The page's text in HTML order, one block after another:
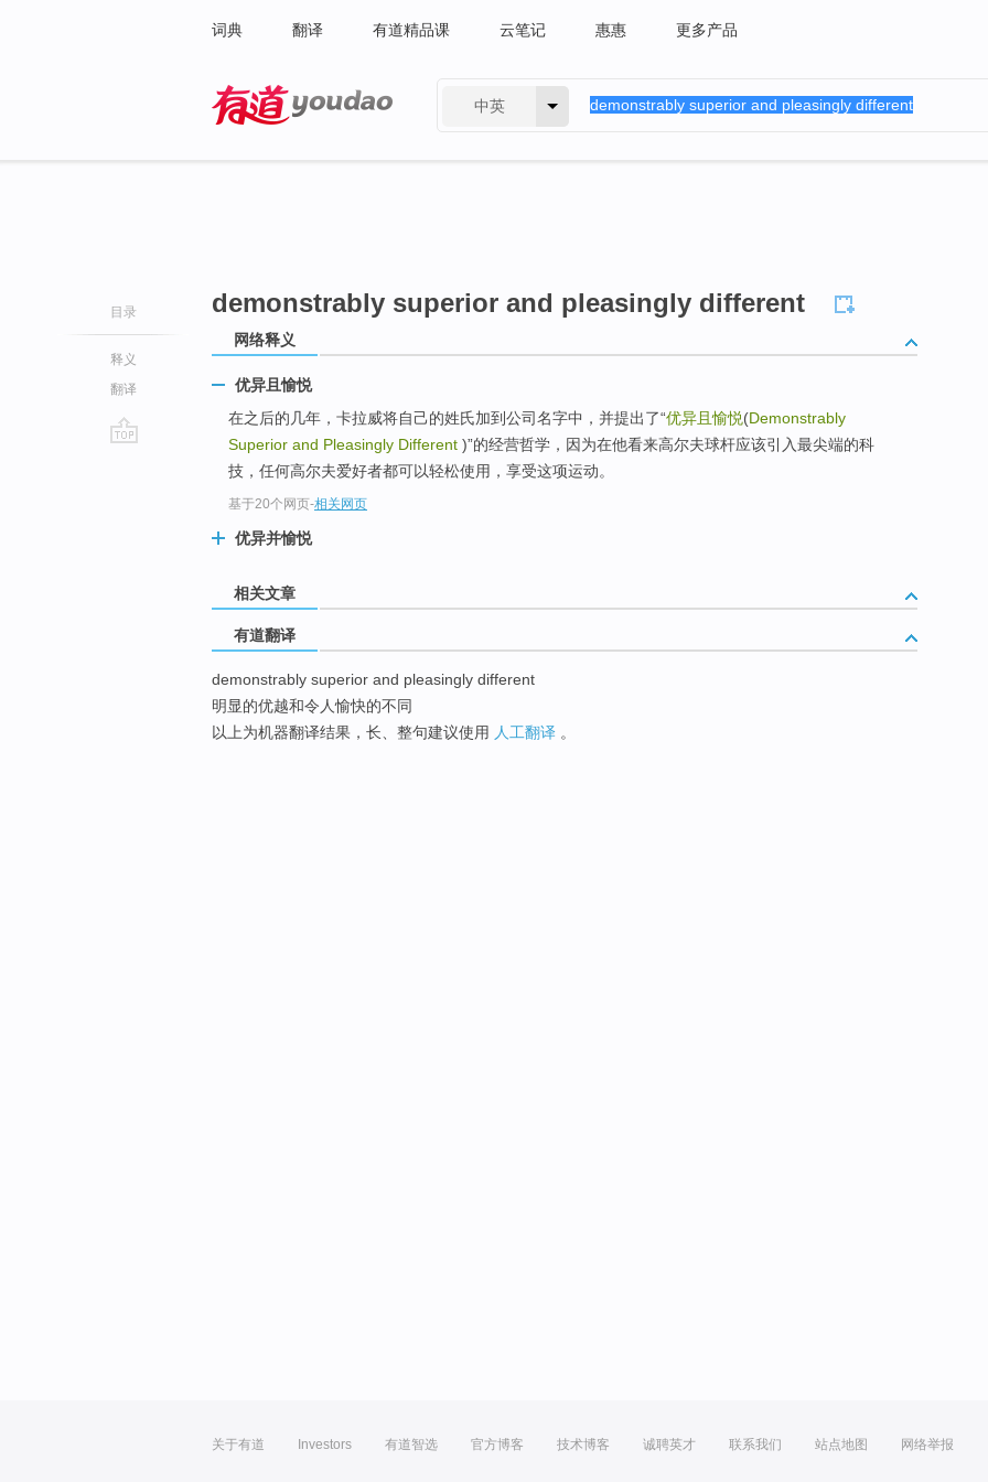
词典 翻译 有道精品课 云笔记 惠惠 更多产品
中英
目录
释义
翻译
demonstrably superior and pleasingly different
网络释义
优异且愉悦
在之后的几年，卡拉威将自己的姓氏加到公司名字中，并提出了“优异且愉悦(Demonstrably
Superior and Pleasingly Different )”的经营哲学，因为在他看来高尔夫球杆应该引入最尖端的科
技，任何高尔夫爱好者都可以轻松使用，享受这项运动。
基于20个网页-相关网页
优异并愉悦
相关文章
有道翻译
demonstrably superior and pleasingly different
明显的优越和令人愉快的不同
以上为机器翻译结果，长、整句建议使用 人工翻译 。
关于有道 Investors 有道智选 官方博客 技术博客 诚聘英才 联系我们 站点地图 网络举报